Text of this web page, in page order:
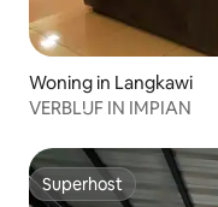
Woning in Langkawi
VERBLIJF IN IMPIAN
Superhost
Superhost